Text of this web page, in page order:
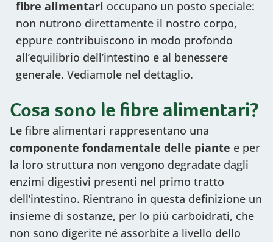
fibre alimentari occupano un posto speciale:
non nutrono direttamente il nostro corpo,
eppure contribuiscono in modo profondo
all’equilibrio dell’intestino e al benessere
generale. Vediamole nel dettaglio.
Cosa sono le fibre alimentari?
Le fibre alimentari rappresentano una
componente fondamentale delle piante e per
la loro struttura non vengono degradate dagli
enzimi digestivi presenti nel primo tratto
dell’intestino. Rientrano in questa definizione un
insieme di sostanze, per lo più carboidrati, che
non sono digerite né assorbite a livello dello